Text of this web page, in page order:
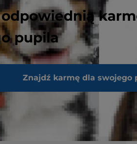
odpowiednią
pupila
Znajdź karmę dla swojego